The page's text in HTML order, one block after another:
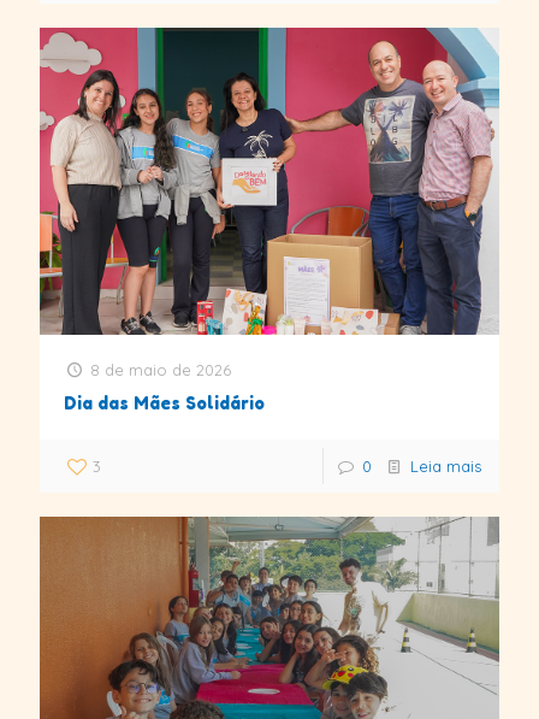
8 de maio de 2026
Dia das Mães Solidário
3 0 Leia mais